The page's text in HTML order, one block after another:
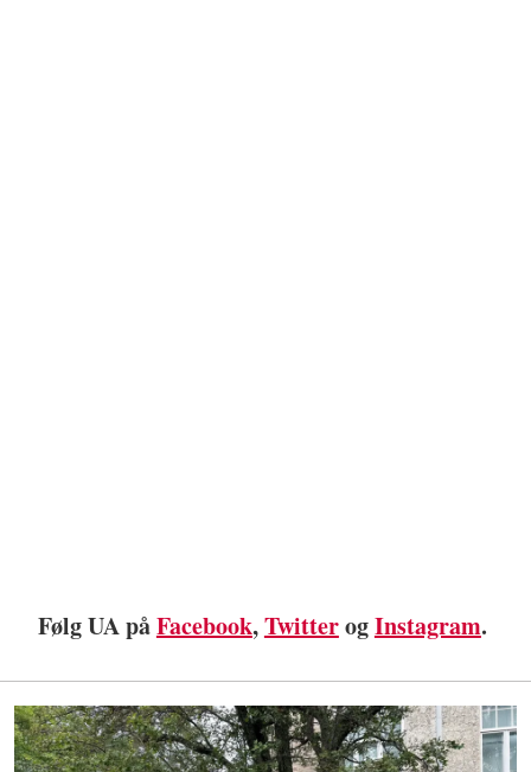
Følg UA påFacebook,TwitterogInstagram.